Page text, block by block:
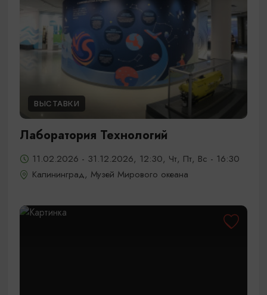
ВЫСТАВКИ
Лаборатория Технологий
11.02.2026 - 31.12.2026, 12:30, Чт, Пт, Вс - 16:30
Калининград, Музей Мирового океана